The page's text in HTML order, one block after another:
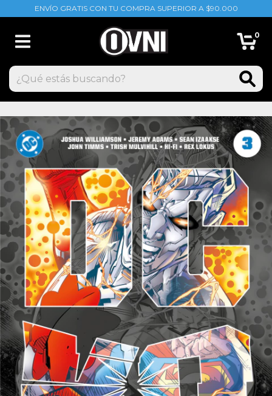
ENVÍO GRATIS CON TU COMPRA SUPERIOR A $90.000
0